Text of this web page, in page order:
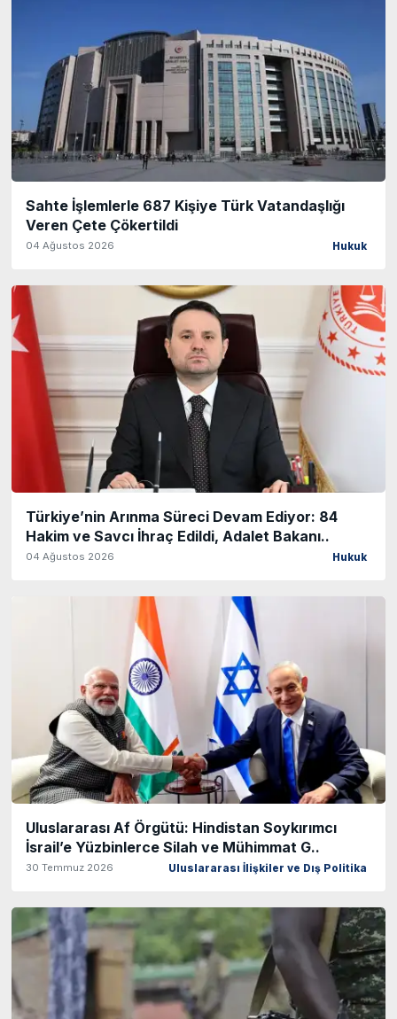
Sahte İşlemlerle 687 Kişiye Türk Vatandaşlığı
Veren Çete Çökertildi
04 Ağustos 2026 Hukuk
Türkiye’nin Arınma Süreci Devam Ediyor: 84
Hakim ve Savcı İhraç Edildi, Adalet Bakanı..
04 Ağustos 2026 Hukuk
Uluslararası Af Örgütü: Hindistan Soykırımcı
İsrail’e Yüzbinlerce Silah ve Mühimmat G..
30 Temmuz 2026 Uluslararası İlişkiler ve Dış Politika